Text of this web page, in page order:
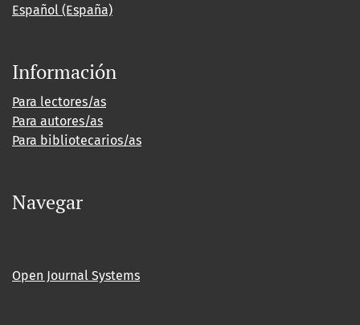
Español (España)
Información
Para lectores/as
Para autores/as
Para bibliotecarios/as
Navegar
Open Journal Systems